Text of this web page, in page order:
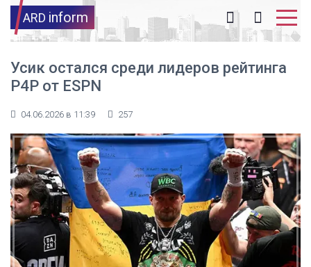
ARD inform
Усик остался среди лидеров рейтинга
P4P от ESPN
04.06.2026 в 11:39 257